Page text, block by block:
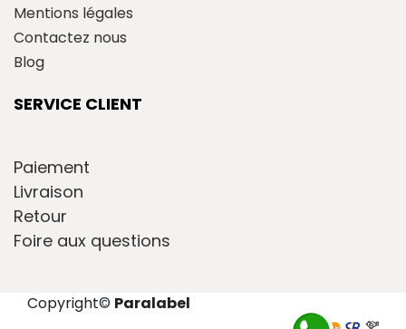
Mentions légales
Contactez nous
Blog
SERVICE CLIENT
Paiement
Livraison
Retour
Foire aux questions
Copyright© Paralabel